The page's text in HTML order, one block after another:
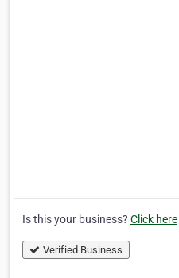
Is this your business? Click here
Verified Business